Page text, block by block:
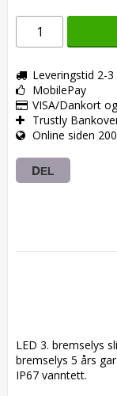
Leveringstid 2-
MobilePay
VISA/Dankort
Trustly
Online siden
DEL
LED 3. bremselys
bremselys 5 års
IP67 vanntett.